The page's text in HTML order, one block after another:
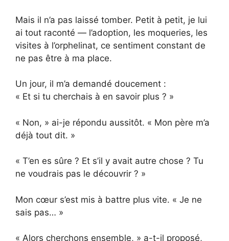
Mais il n’a pas laissé tomber. Petit à petit, je lui
ai tout raconté — l’adoption, les moqueries, les
visites à l’orphelinat, ce sentiment constant de
ne pas être à ma place.
Un jour, il m’a demandé doucement :
« Et si tu cherchais à en savoir plus ? »
« Non, » ai-je répondu aussitôt. « Mon père m’a
déjà tout dit. »
« T’en es sûre ? Et s’il y avait autre chose ? Tu
ne voudrais pas le découvrir ? »
Mon cœur s’est mis à battre plus vite. « Je ne
sais pas… »
« Alors cherchons ensemble, » a-t-il proposé,